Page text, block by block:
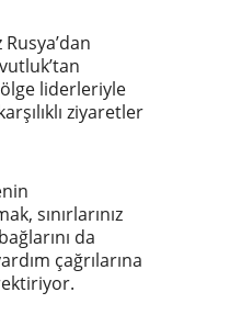
liderleriyle
ziyaretler
sınırlarınız
da
çağrılarına